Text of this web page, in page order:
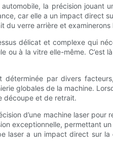
la précision jouant
car elle a un impact direct
verre arrière et
délicat et complexe qui
à la vitre elle-même. C’est
par divers
globales de la machine.
découpe et de retrait.
d’une machine laser
exceptionnelle, permettant
laser a un impact direct sur